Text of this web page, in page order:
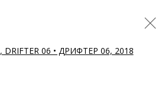
Open a larger version of the